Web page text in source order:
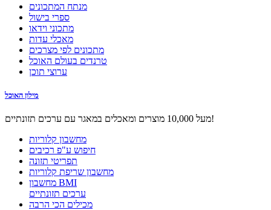
מנתח המתכונים
ספרי בישול
מתכוני וידאו
מאכלי עדות
מתכונים לפי מצרכים
טרנדים בעולם האוכל
ערוצי תוכן
מילון האוכל
מעל 10,000 מוצרים ומאכלים במאגר עם ערכים תזונתיים!
מחשבון קלוריות
חיפוש ע"פ רכיבים
תפריטי תזונה
מחשבון שריפת קלוריות
מחשבון BMI
ערכים תזונתיים
מכילים הכי הרבה